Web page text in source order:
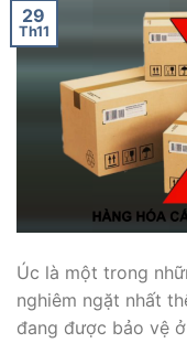
29
Th11
Úc là một trong
nghiêm ngặt nhất
đang được bảo vệ